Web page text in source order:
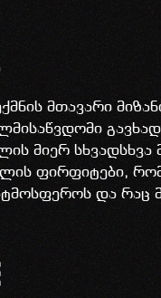
მთავარი
მიერ სხვადსხვა
ფირფიტები,
და რაც